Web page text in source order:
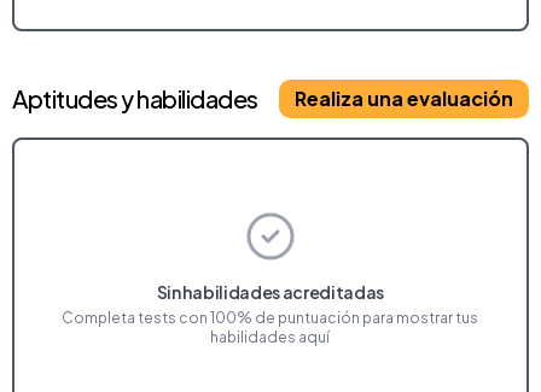
Aptitudes y habilidades Realiza una evaluación
Sin habilidades acreditadas
Completa tests con 100% de puntuación para mostrar tus
habilidades aquí